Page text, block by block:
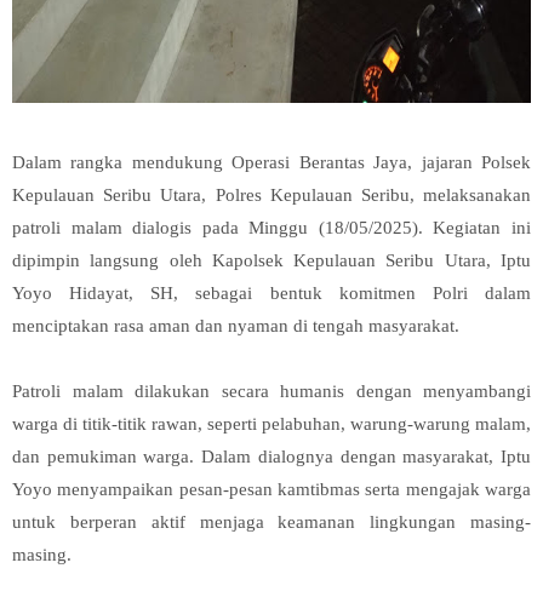
Dalam rangka mendukung Operasi Berantas Jaya, jajaran Polsek
Kepulauan Seribu Utara, Polres Kepulauan Seribu, melaksanakan
patroli malam dialogis pada Minggu (18/05/2025). Kegiatan ini
dipimpin langsung oleh Kapolsek Kepulauan Seribu Utara, Iptu
Yoyo Hidayat, SH, sebagai bentuk komitmen Polri dalam
menciptakan rasa aman dan nyaman di tengah masyarakat.
Patroli malam dilakukan secara humanis dengan menyambangi
warga di titik-titik rawan, seperti pelabuhan, warung-warung malam,
dan pemukiman warga. Dalam dialognya dengan masyarakat, Iptu
Yoyo menyampaikan pesan-pesan kamtibmas serta mengajak warga
untuk berperan aktif menjaga keamanan lingkungan masing-
masing.